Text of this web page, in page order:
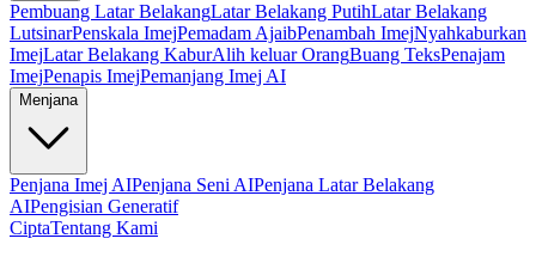
Pembuang Latar BelakangLatar Belakang PutihLatar Belakang
LutsinarPenskala ImejPemadam AjaibPenambah ImejNyahkaburkan
ImejLatar Belakang KaburAlih keluar OrangBuang TeksPenajam
ImejPenapis ImejPemanjang Imej AI
Menjana
Penjana Imej AIPenjana Seni AIPenjana Latar Belakang
AIPengisian Generatif
CiptaTentang Kami